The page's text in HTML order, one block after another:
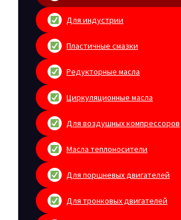
Для индустрии
Пластичные смазки
Редукторные масла
Циркуляционные масла
Для воздушных компрессоров
Масла теплоносители
Для поршневых двигателей
Для тронковых двигателей